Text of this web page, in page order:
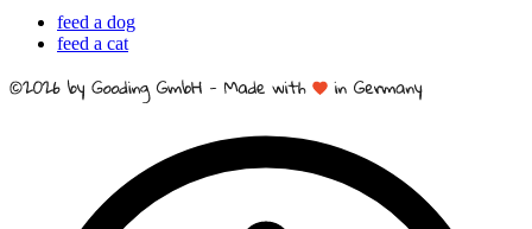
feed a dog
feed a cat